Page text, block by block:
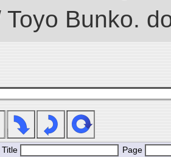
Toyo Bunko.
Title Page